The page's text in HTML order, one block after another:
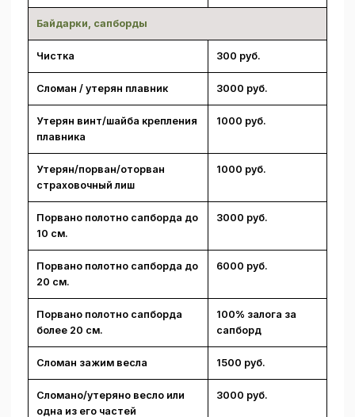
Байдарки, сапборды
Чистка 300 руб.
Сломан / утерян плавник 3000 руб.
Утерян винт/шайба крепления
плавника
1000 руб.
Утерян/порван/оторван
страховочный лиш
1000 руб.
Порвано полотно сапборда до
10 см.
3000 руб.
Порвано полотно сапборда до
20 см.
6000 руб.
Порвано полотно сапборда
более 20 см.
100% залога за
сапборд
Сломан зажим весла 1500 руб.
Сломано/утеряно весло или
одна из его частей
3000 руб.